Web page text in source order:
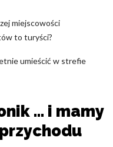
miejscowości
to turyści?
umieścić w strefie
… i mamy